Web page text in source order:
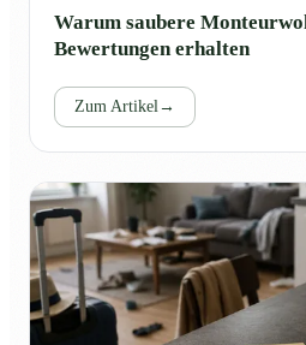
Warum saubere
Bewertungen erhalten
Zum Artikel →